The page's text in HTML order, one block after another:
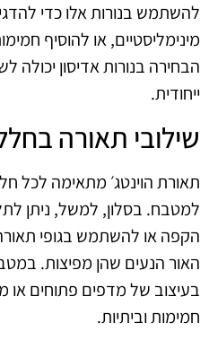
להשתמש בנורות אלו כדי
מינימליסטיים, או להוסיף
הבחירה בנורות אדיסון יכולה
ייחודית.
שילובי תאורה
תאורת הוינטג׳ מתאימה לכל
למטבח. בסלון, למשל, ניתן
הקפה או להשתמש בגופי
האור הנעים שהן מפיצות.
בעיצוב של מדפים פתוחים או
חמימות וביתיות.